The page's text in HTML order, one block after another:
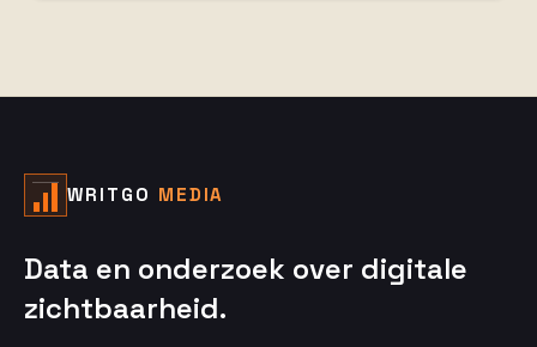
WRITGO MEDIA
Data en onderzoek over digitale
zichtbaarheid.